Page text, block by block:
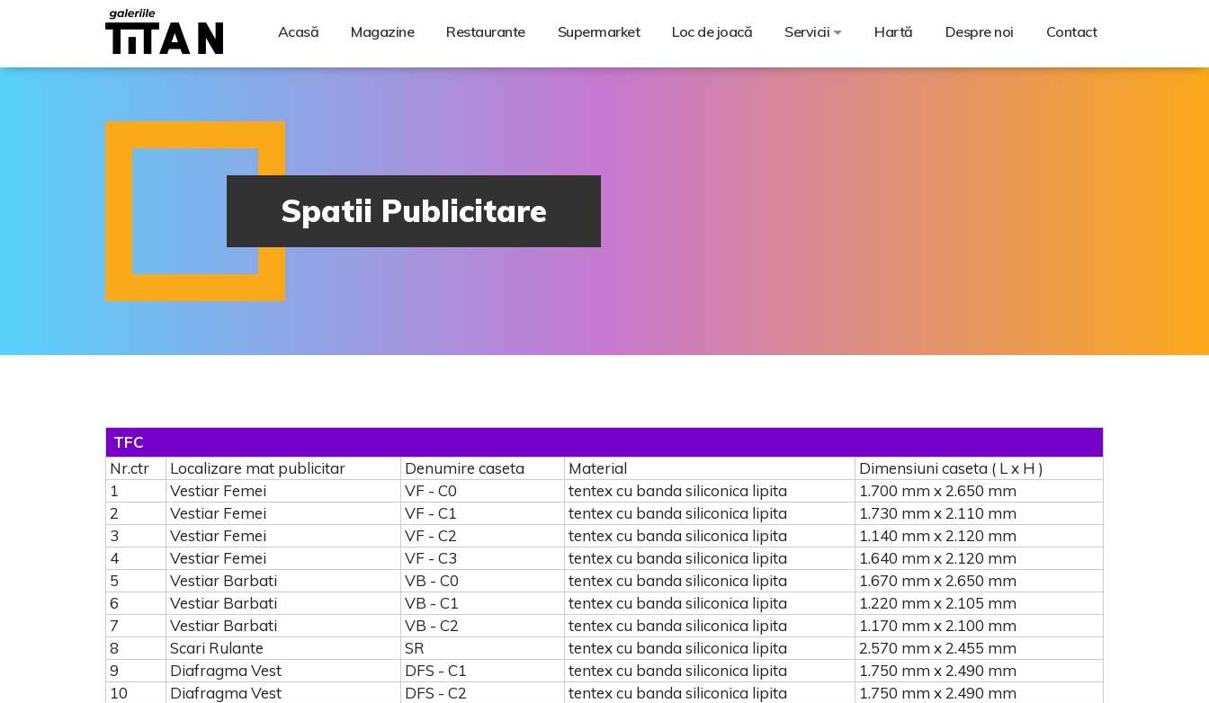
Acasă Magazine Restaurante Supermarket Loc de joacă Servicii Hartă Despre noi Contact
Spatii Publicitare
TFC
Nr.ctr
Localizare mat publicitar Denumire caseta Material
Dimensiuni caseta ( L x H )
1
Vestiar Femei VF - C0 tentex cu banda siliconica lipita
1.700 mm x 2.650 mm
2
Vestiar Femei VF - C1 tentex cu banda siliconica lipita
1.730 mm x 2.110 mm
3
Vestiar Femei VF - C2 tentex cu banda siliconica lipita
1.140 mm x 2.120 mm
4
Vestiar Femei VF - C3 tentex cu banda siliconica lipita
1.640 mm x 2.120 mm
5
Vestiar Barbati VB - C0 tentex cu banda siliconica lipita
1.670 mm x 2.650 mm
6
Vestiar Barbati VB - C1 tentex cu banda siliconica lipita
1.220 mm x 2.105 mm
7
Vestiar Barbati VB - C2 tentex cu banda siliconica lipita
1.170 mm x 2.100 mm
8
Scari Rulante SR tentex cu banda siliconica lipita
2.570 mm x 2.455 mm
9
Diafragma Vest DFS - C1 tentex cu banda siliconica lipita
1.750 mm x 2.490 mm
10
Diafragma Vest DFS - C2 tentex cu banda siliconica lipita
1.750 mm x 2.490 mm